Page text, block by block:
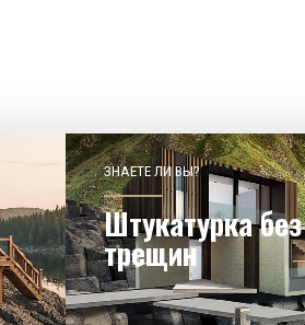
ЗНАЕТЕ ЛИ ВЫ?
Штукатурка без
трещин